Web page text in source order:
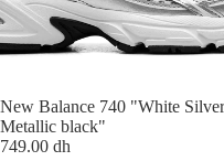
New Balance 740 "White Silver
Metallic black"
749.00 dh